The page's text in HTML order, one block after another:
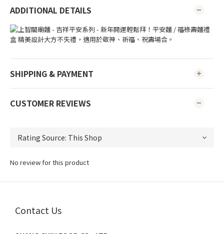
ADDITIONAL DETAILS
SHIPPING & PAYMENT
CUSTOMER REVIEWS
No review for this product
Contact Us